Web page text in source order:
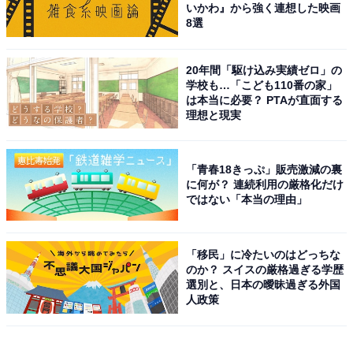
「値段の割に高く見えるし、ちゃんとして見える服が売
「トレンドをおさえ、たくさん種類もあり、着やすいか
ら（30代女性）」
※回答者コメントは原文ママです
＞次ページ：11位までのランキング結果
いかわ』から強く連想した映画
8選
20年間「駆け込み実績ゼロ」の
学校も…「こども110番の家」
は本当に必要？ PTAが直面する
理想と現実
「青春18きっぷ」販売激減の裏
に何が？ 連続利用の厳格化だけ
ではない「本当の理由」
「移民」に冷たいのはどっちな
のか？ スイスの厳格過ぎる学歴
選別と、日本の曖昧過ぎる外国
人政策